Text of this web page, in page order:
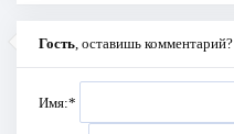
Гость , оставишь комментарий?
Имя:*